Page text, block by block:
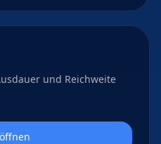
und Reichweite